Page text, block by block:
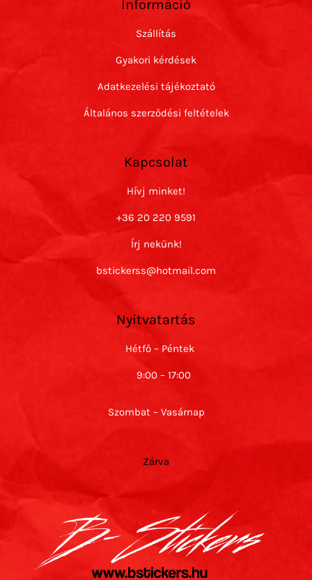
Információ
Szállítás
Gyakori kérdések
Adatkezelési tájékoztató
Általános szerződési feltételek
Kapcsolat
Hívj minket!
+36 20 220 9591
Írj nekünk!
bstickerss@hotmail.com
Nyitvatartás
Hétfő – Péntek
9:00 – 17:00
Szombat – Vasárnap
Zárva